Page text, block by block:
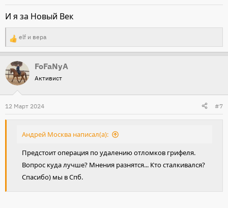
и
:
И я за Новый Век
Р
е
а
к
и
и
elf и вера
FoFaNyA
Активист
12 Март 2024 #7
Андрей Москва написал(а):
Предстоит операция по удалению отломков грифеля.
Вопрос куда лучше? Мнения разнятся... Кто сталкивался?
Спасибо) мы в Спб.